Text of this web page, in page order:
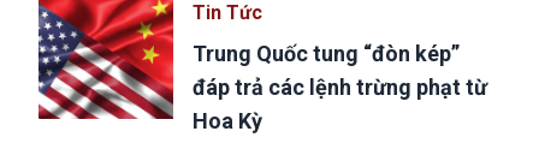
Tin Tức
Trung Quốc tung “đòn kép”
đáp trả các lệnh trừng phạt từ
Hoa Kỳ